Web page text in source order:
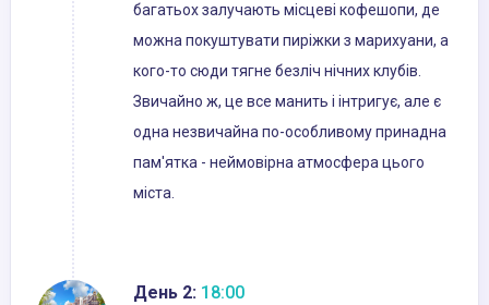
багатьох залучають місцеві кофешопи, де
можна покуштувати пиріжки з марихуани, а
кого-то сюди тягне безліч нічних клубів.
Звичайно ж, це все манить і інтригує, але є
одна незвичайна по-особливому принадна
пам'ятка - неймовірна атмосфера цього
міста.
День 2: 18:00